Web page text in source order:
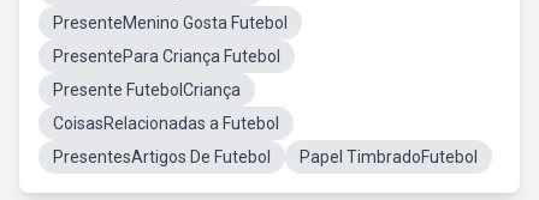
PresenteMenino Gosta Futebol
PresentePara Criança Futebol
Presente FutebolCriança
CoisasRelacionadas a Futebol
PresentesArtigos De Futebol
Papel TimbradoFutebol